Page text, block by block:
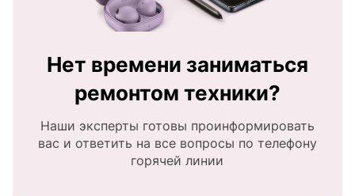
Нет времени заниматься
ремонтом техники?
Наши эксперты готовы проинформировать
вас и ответить на все вопросы по телефону
горячей линии